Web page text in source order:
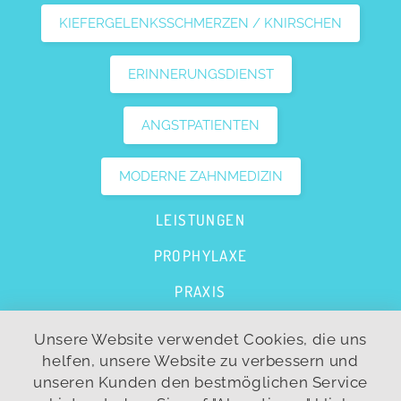
LEISTUNGEN
PROPHYLAXE
PRAXIS
KONTAKT
KIEFERGELENKSSCHMERZEN / KNIRSCHEN
ERINNERUNGSDIENST
ANGSTPATIENTEN
MODERNE ZAHNMEDIZIN
Unsere Website verwendet Cookies, die uns
helfen, unsere Website zu verbessern und
unseren Kunden den bestmöglichen Service